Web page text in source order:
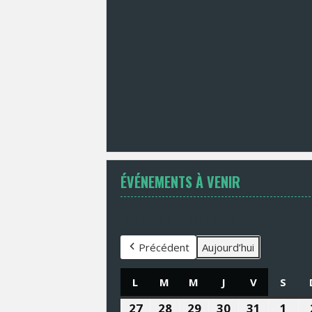
ÉVÉNEMENTS À VENIR
Précédent Aujourd’hui
L LUNDI
M MARDI
M MERCREDI
J JEUDIVVENDREDI
S
2727
2828
2929
30 31 1